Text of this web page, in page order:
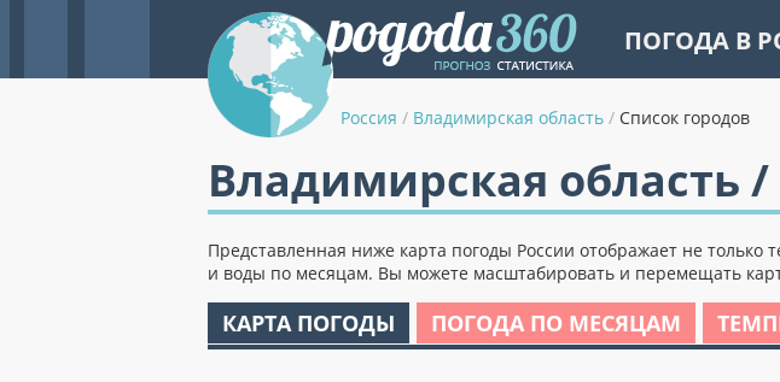
ПОГОДА В
Россия / Владимирская область / Список городов
Владимирская область
Представленная ниже карта погоды России отображает не
и воды по месяцам. Вы можете масштабировать и перемещать
КАРТА ПОГОДЫ ПОГОДА ПО МЕСЯЦАМ